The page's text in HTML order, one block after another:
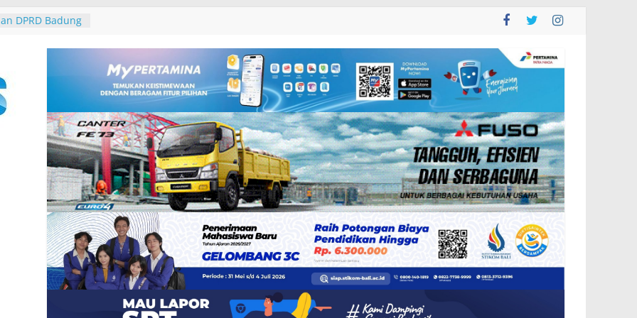
Padangbai
DPRD Badung
2027, Belanja
14,2 Triliun
Umum
dan Ahli Waris
Kwarcab
di Jambore
di Desa Adat
Jaga Persatuan